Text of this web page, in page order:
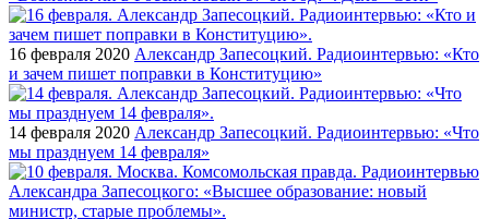
16 февраля 2020 Александр Запесоцкий. Радиоинтервью: «Кто
и зачем пишет поправки в Конституцию»
14 февраля 2020 Александр Запесоцкий. Радиоинтервью: «Что
мы празднуем 14 февраля»